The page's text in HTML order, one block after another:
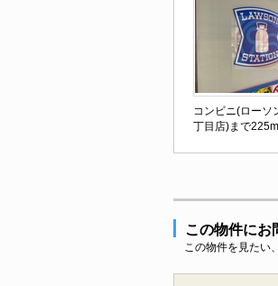
コンビニ(ローソ
丁目店)まで225m
この物件にお
この物件を見たい